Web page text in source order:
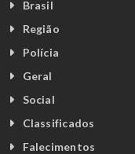
Brasil
Região
Polícia
Geral
Social
Classificados
Falecimentos